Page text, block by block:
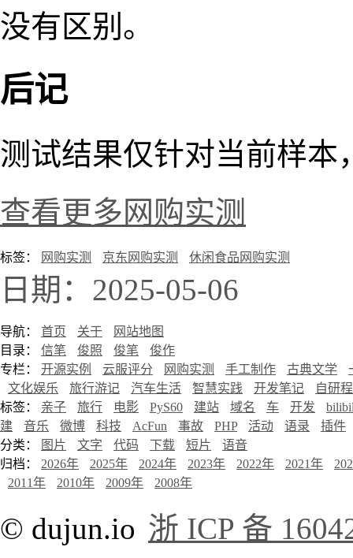
没有区别。
后记
测试结果仅针对当前样本
查看更多网购实测
标签： 网购实测 京东网购实测 休闲食品网购实测
日期：2025-05-06
导航： 首页 关于
网站地图
目录： 信笔 俊照 俊笔
俊作
专栏： 开源实例 云服评分 网购实测 手工制作 古典文学
文化娱乐
旅行游记 汽车生活 智慧实践 开发笔记
自研
标签： 亲子 旅行 电影 PyS60 建站 域名 车 开发
建
音乐 微博 科技 AcFun 事故 PHP 活动 语录
插件
分类：
图片 文字 代码 下载 短片
语音
归档： 2026年 2025年 2024年 2023年 2022年 2021年
2011年
2010年 2009年 2008年
© dujun.io 浙 ICP 备